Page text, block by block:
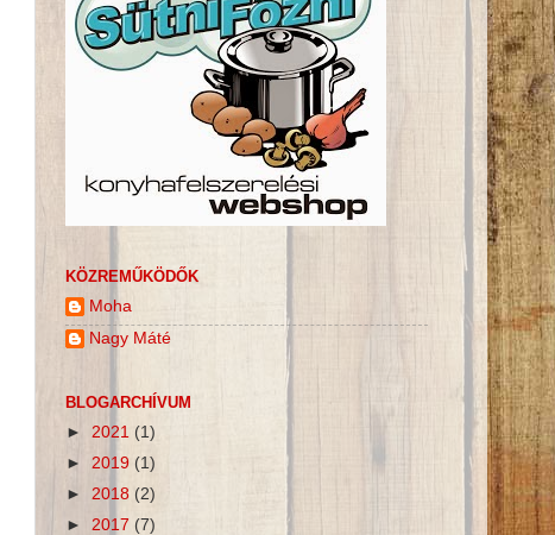
KÖZREMŰKÖDŐK
Moha
Nagy Máté
BLOGARCHÍVUM
► 2021 (1)
► 2019 (1)
► 2018 (2)
► 2017 (7)